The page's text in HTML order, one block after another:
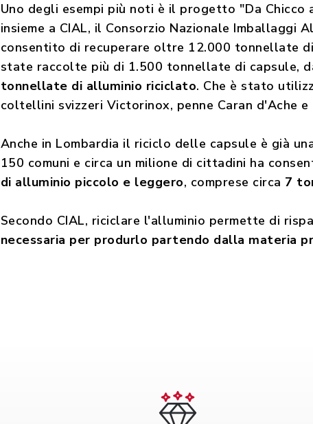
Uno degli esempi più noti è il progetto "Da Chicco
insieme a CIAL, il Consorzio Nazionale Imballaggi
consentito di recuperare oltre 12.000 tonnellate
state raccolte più di 1.500 tonnellate di capsule,
tonnellate di alluminio riciclato. Che è stato
coltellini svizzeri Victorinox, penne Caran d'Ache
Anche in Lombardia il riciclo delle capsule è già
150 comuni e circa un milione di cittadini ha
di alluminio piccolo e leggero, comprese circa 7
Secondo CIAL, riciclare l'alluminio permette di
necessaria per produrlo partendo dalla materia